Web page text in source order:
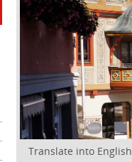
Translate into English